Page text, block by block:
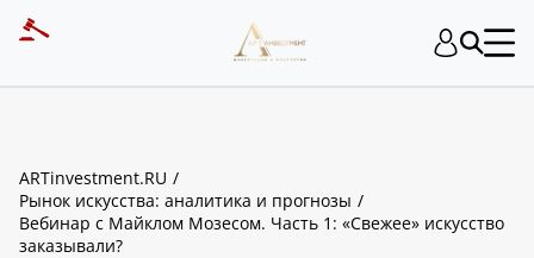
ARTinvestment.RU
Рынок искусства: аналитика и прогнозы
Вебинар с Майклом Мозесом. Часть 1: «Свежее» искусство
заказывали?